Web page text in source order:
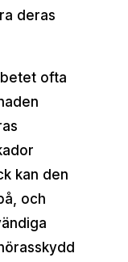
deras
ofta
kan den
och